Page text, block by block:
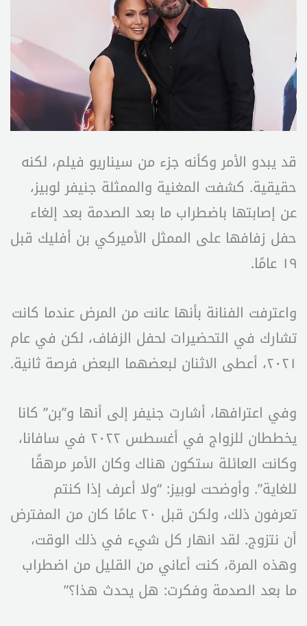
قد يبدو الأمر وكأنه جزء من سيناريو فيلم، لكنه
حقيقية. كشفت المغنية والممثلة جنيفر لوبيز،
عن إصابتها باضطراب ما بعد الصدمة بعد إلغاء
حفل زفافها على الممثل الأميركي بن أفليك قبل
١٩ عامًا.
واعترفت الفنانة بأنها عانت من المرض عندما كانت
تشارك في التحضيرات لحفل الزفاف، لكن في عام
٢٠٢١، أعطى الاثنان لبعضهما البعض فرصة ثانية.
وفي اعترافها، أشارت جنيفر إلى أنها و”بن” كانا
يخططان للزواج في أغسطس ٢٠٢٢ في سافانا،
وكانت العائلة ستكون هناك وكان الأمر مرهقًا
للغاية”. وأوضحت لوبيز: “ولا أعرف إذا كنتم
تعرفون ذلك، ولكن قبل ٢٠ عامًا كان من المفترض
أن نتزوج. لقد انهار كل شيء في ذلك الوقت،
وهذه المرة، كنت أعاني من القليل من اضطراب
ما بعد الصدمة وفكرت: هل يحدث هذا؟”